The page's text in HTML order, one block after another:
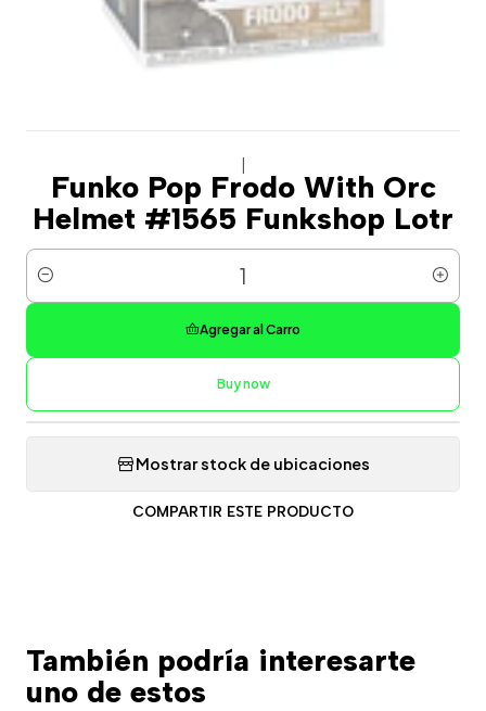
Funko Pop Frodo With Orc
Helmet #1565 Funkshop Lotr
Cantidad
Agregar al Carro
Buy now
Mostrar stock de ubicaciones
COMPARTIR ESTE PRODUCTO
También podría interesarte
uno de estos